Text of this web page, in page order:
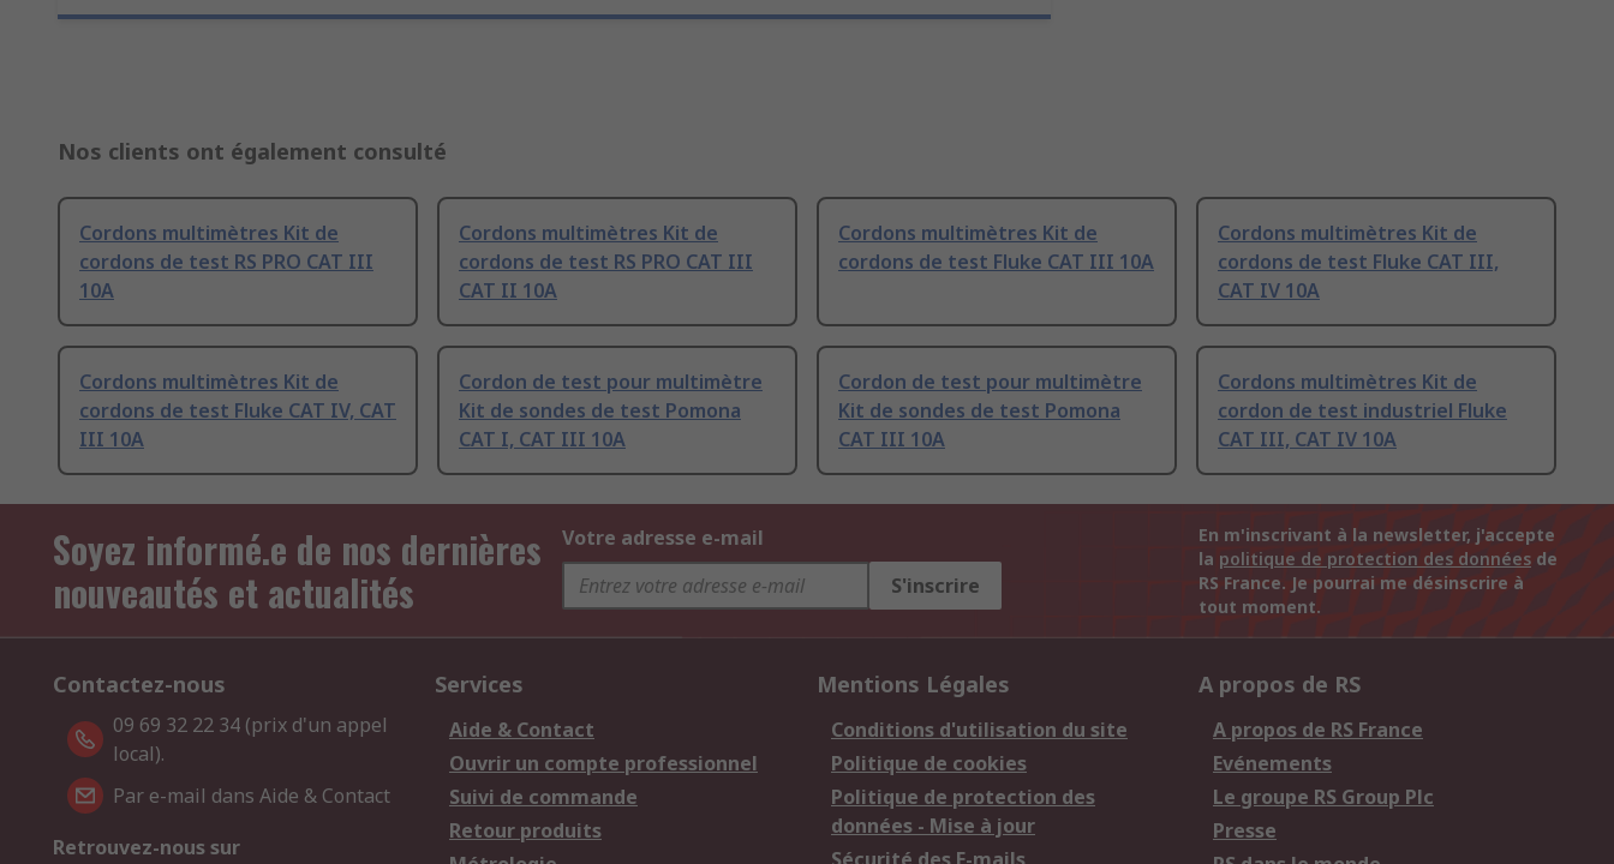
Nos clients ont également consulté
Cordons multimètres Kit de
cordons de test RS PRO CAT III
10A
Cordons multimètres Kit de
cordons de test RS PRO CAT III
CAT II 10A
Cordons multimètres Kit de
cordons de test Fluke CAT III 10A
Cordons multimètres Kit de
cordons de test Fluke CAT III,
CAT IV 10A
Cordons multimètres Kit de
cordons de test Fluke CAT IV, CAT
III 10A
Cordon de test pour multimètre
Kit de sondes de test Pomona
CAT I, CAT III 10A
Cordon de test pour multimètre
Kit de sondes de test Pomona
CAT III 10A
Cordons multimètres Kit de
cordon de test industriel Fluke
CAT III, CAT IV 10A
Soyez informé.e de nos dernières
nouveautés et actualités
Votre adresse e-mail
S'inscrire
En m'inscrivant à la newsletter, j'accepte
la politique de protection des données de
RS France. Je pourrai me désinscrire à
tout moment.
Contactez-nous
09 69 32 22 34 (prix d'un appel
local).
Par e-mail dans Aide & Contact
Retrouvez-nous sur
Services
Aide & Contact
Ouvrir un compte professionnel
Suivi de commande
Retour produits
Mentions Légales
Conditions d'utilisation du site
Politique de cookies
Politique de protection des
données - Mise à jour
A propos de RS
A propos de RS France
Evénements
Le groupe RS Group Plc
Presse